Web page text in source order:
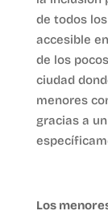
de todos
accesible
de los
ciudad
menores
gracias a
Los